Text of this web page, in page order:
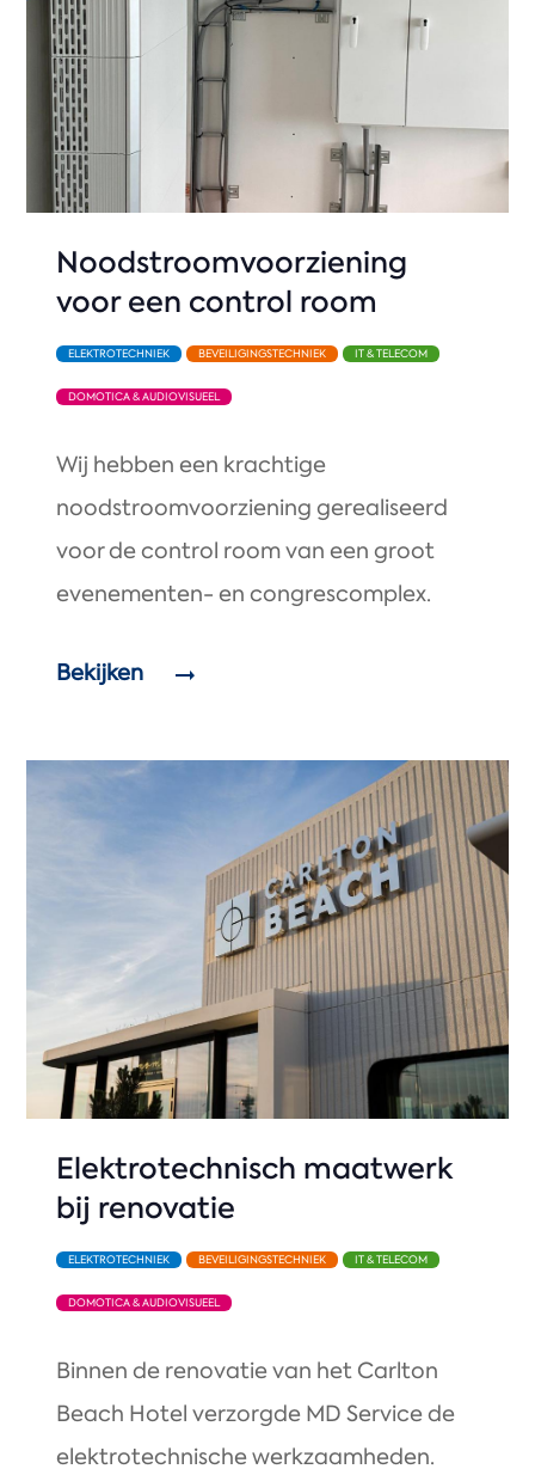
Noodstroomvoorziening
voor een control room
ELEKTROTECHNIEK BEVEILIGINGSTECHNIEK IT & TELECOM
DOMOTICA & AUDIOVISUEEL
Wij hebben een krachtige
noodstroomvoorziening gerealiseerd
voor de control room van een groot
evenementen- en congrescomplex.
Bekijken
Elektrotechnisch maatwerk
bij renovatie
ELEKTROTECHNIEK BEVEILIGINGSTECHNIEK IT & TELECOM
DOMOTICA & AUDIOVISUEEL
Binnen de renovatie van het Carlton
Beach Hotel verzorgde MD Service de
elektrotechnische werkzaamheden.